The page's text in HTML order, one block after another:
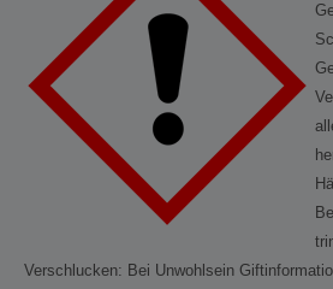
Verschlucken: Bei Unwohlsein